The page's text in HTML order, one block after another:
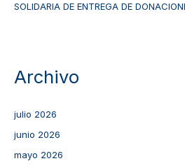
SOLIDARIA DE ENTREGA DE
Archivo
julio 2026
junio 2026
mayo 2026